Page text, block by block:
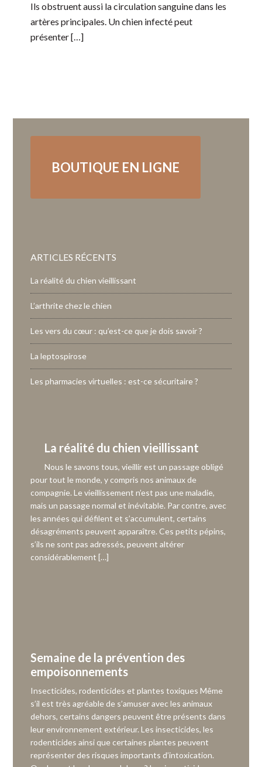
Ils obstruent aussi la circulation sanguine dans les
artères principales. Un chien infecté peut
présenter […]
BOUTIQUE EN LIGNE
ARTICLES RÉCENTS
La réalité du chien vieillissant
L’arthrite chez le chien
Les vers du cœur : qu’est-ce que je dois savoir ?
La leptospirose
Les pharmacies virtuelles : est-ce sécuritaire ?
La réalité du chien vieillissant
Nous le savons tous, vieillir est un passage obligé
pour tout le monde, y compris nos animaux de
compagnie. Le vieillissement n’est pas une maladie,
mais un passage normal et inévitable. Par contre, avec
les années qui défilent et s’accumulent, certains
désagréments peuvent apparaître. Ces petits pépins,
s’ils ne sont pas adressés, peuvent altérer
considérablement […]
Semaine de la prévention des
empoisonnements
Insecticides, rodenticides et plantes toxiques Même
s’il est très agréable de s’amuser avec les animaux
dehors, certains dangers peuvent être présents dans
leur environnement extérieur. Les insecticides, les
rodenticides ainsi que certaines plantes peuvent
représenter des risques importants d’intoxication.